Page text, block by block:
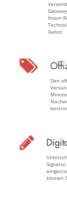
Ihrem
Gebot.
Den
können